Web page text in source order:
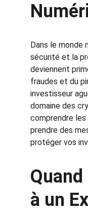
Dans le monde
sécurité et la
deviennent
fraudes et du
investisseur
domaine des
comprendre
prendre des
protéger vos
Quand
à un